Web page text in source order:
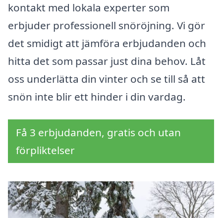
kontakt med lokala experter som
erbjuder professionell snöröjning. Vi gör
det smidigt att jämföra erbjudanden och
hitta det som passar just dina behov. Låt
oss underlätta din vinter och se till så att
snön inte blir ett hinder i din vardag.
Få 3 erbjudanden, gratis och utan
förpliktelser